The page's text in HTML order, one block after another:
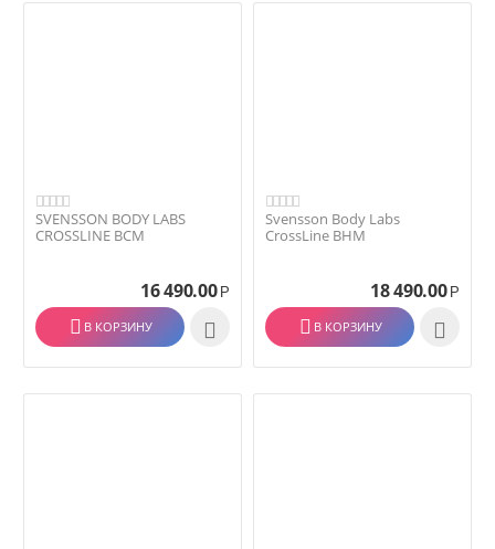
SVENSSON BODY LABS
CROSSLINE BCM
16 490.00 Р
В КОРЗИНУ 
Svensson Body Labs
CrossLine BHM
18 490.00 Р
В КОРЗИНУ 